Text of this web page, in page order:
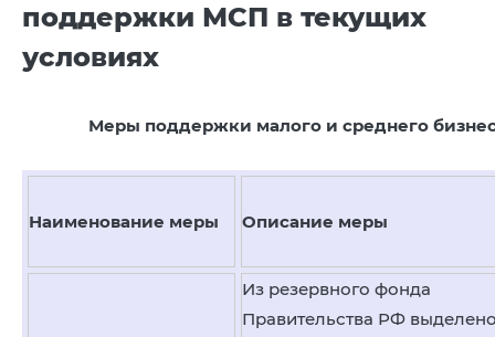
поддержки МСП в текущих
условиях
Меры поддержки малого и среднего
Наименование меры Описание меры
Из резервного фонда
Правительства РФ